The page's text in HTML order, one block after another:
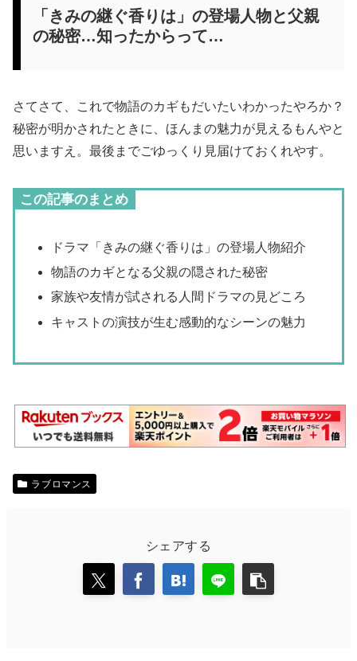
「きみの継ぐ香りは」の登場人物と父親
の秘密…知ったからって…
さてさて、これで物語のカギもだいたいわかったやろか？
秘密が明かされたときに、ほんまの魅力が見えるもんやと
思いますえ。最後までごゆっくり見届けておくれやす。
この記事のまとめ
ドラマ「きみの継ぐ香りは」の登場人物紹介
物語のカギとなる父親の隠された秘密
家族や友情が試される人間ドラマの見どころ
キャストの演技が生む感動的なシーンの魅力
ラブロマンス
シェアする